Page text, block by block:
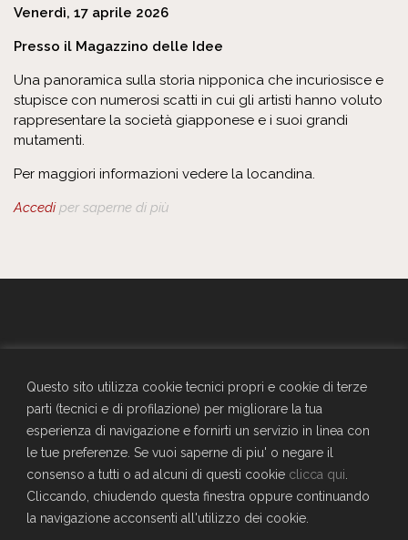
Questo sito utilizza cookie tecnici propri e cookie di terze
parti (tecnici e di profilazione) per migliorare la tua
esperienza di navigazione e fornirti un servizio in linea con
le tue preferenze. Se vuoi saperne di piu' o negare il
consenso a tutti o ad alcuni di questi cookie clicca qui
Cliccando, chiudendo questa finestra oppure continuando
la navigazione acconsenti all'utilizzo dei cookie.
Venerdì, 17 aprile 2026
Presso il Magazzino delle Idee
Una panoramica sulla storia nipponica che incuriosisce e
stupisce con numerosi scatti in cui gli artisti hanno voluto
rappresentare la società giapponese e i suoi grandi
mutamenti.
Per maggiori informazioni vedere la locandina.
Accediper saperne di più
SEDE SOCIALE
Largo Don Bonifacio 1, 34125 Trieste
Telefono: 040671198
CF. 90025330326
craltrieste@generali.com
Vuoi diventare socio del Circolo?